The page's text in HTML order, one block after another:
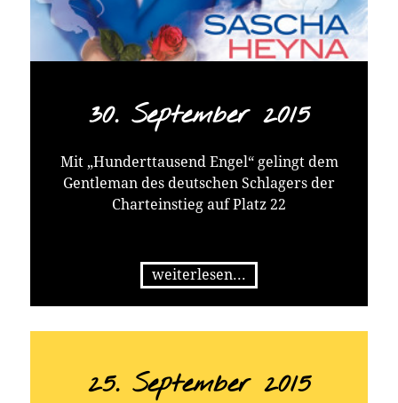
30. September 2015
Mit „Hunderttausend Engel“ gelingt dem
Gentleman des deutschen Schlagers der
Charteinstieg auf Platz 22
weiterlesen...
25. September 2015